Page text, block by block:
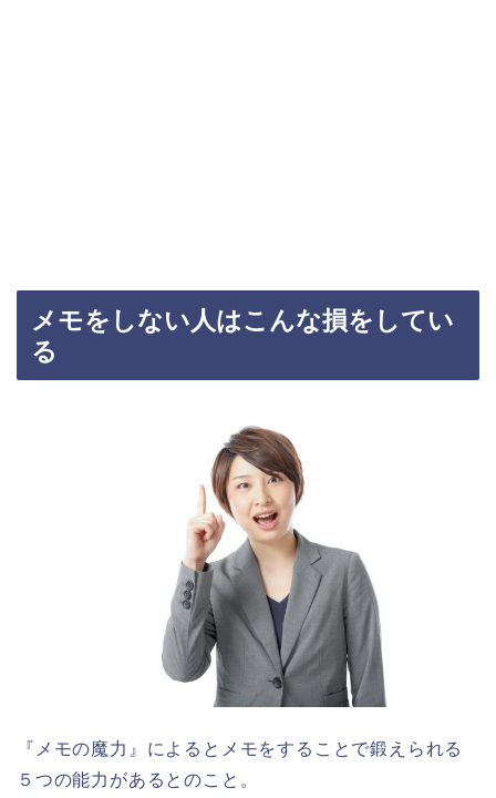
メモをしない人はこんな損をしてい
る
『メモの魔力』によるとメモをすることで鍛えられる
５つの能力があるとのこと。